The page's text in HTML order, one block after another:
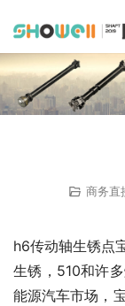
商务直
h6传动轴生锈点
生锈，510和许
能源汽车市场，